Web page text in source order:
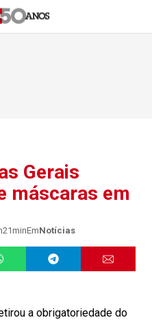
Gerais
máscaras em
EmNotícias
a obrigatoriedade do